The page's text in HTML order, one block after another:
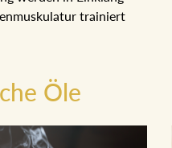
werden in Einklang
Öle